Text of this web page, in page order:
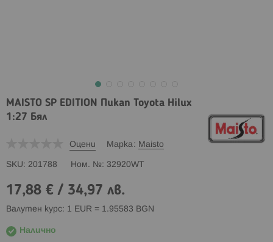
MAISTO SP EDITION Пикап Toyota Hilux
1:27 Бял
Оцени Марка Maisto
SKU 201788 Ном. № 32920WT
17,88 € / 34,97 лв.
Валутен курс: 1 EUR = 1.95583 BGN
Налично